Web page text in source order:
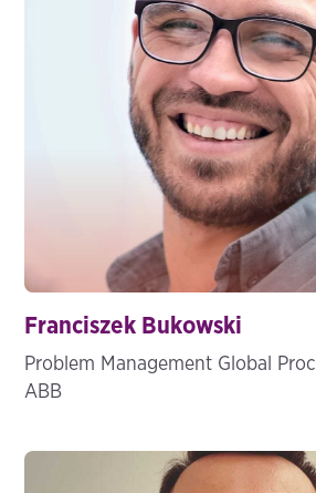
Franciszek Bukowski
Problem Management Global
ABB